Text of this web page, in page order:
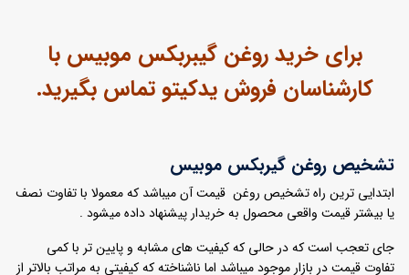
برای خرید روغن گیبربکس موبیس با
کارشناسان فروش یدکیتو تماس بگیرید.
تشخیص روغن گیربکس موبیس
ابتدایی ترین راه تشخیص روغن قیمت آن میباشد که معمولا با تفاوت نصف
یا بیشتر قیمت واقعی محصول به خریدار پیشنهاد داده میشود .
جای تعجب است که در حالی که کیفیت های مشابه و پایین تر با کمی
تفاوت قیمت در بازار موجود میباشد اما ناشناخته که کیفیتی به مراتب بالاتر از